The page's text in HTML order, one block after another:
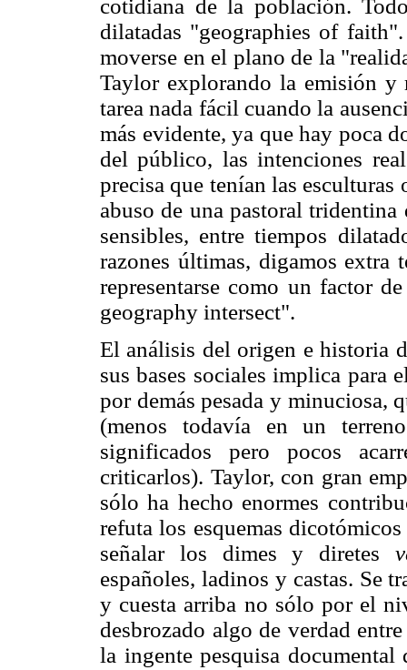
cotidiana de la población.
dilatadas "geographies of
moverse en el plano de la
Taylor explorando la emisión y
tarea nada fácil cuando la
más evidente, ya que hay poca
del público, las intenciones
precisa que tenían las
abuso de una pastoral
sensibles, entre tiempos
razones últimas, digamos extra
representarse como un factor
geography intersect".
El análisis del origen e historia
sus bases sociales implica para
por demás pesada y minuciosa,
(menos todavía en un
significados pero pocos
criticarlos). Taylor, con gran
sólo ha hecho enormes
refuta los esquemas
señalar los dimes y diretes
españoles, ladinos y castas. Se
y cuesta arriba no sólo por el
desbrozado algo de verdad
la ingente pesquisa documental